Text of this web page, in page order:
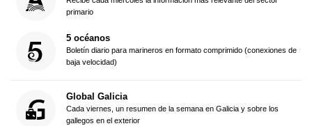
primario
5 océanos
Boletín diario para marineros en formato comprimido (conexiones de
baja velocidad)
Global Galicia
Cada viernes, un resumen de la semana en Galicia y sobre los
gallegos en el exterior